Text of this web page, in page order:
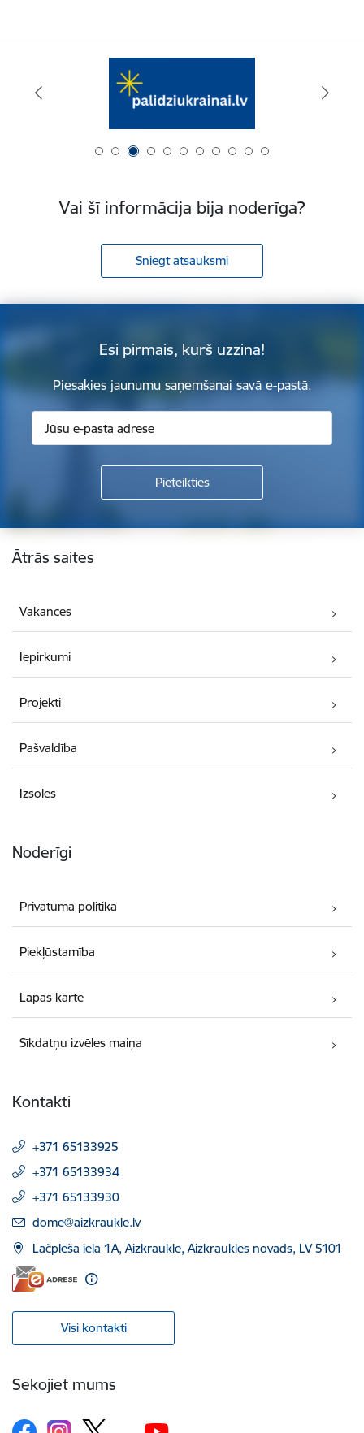
Vai šī informācija bija noderīga?
Sniegt atsauksmi
Esi pirmais, kurš uzzina!
Piesakies jaunumu saņemšanai savā e-pastā.
Kājene
Ātrās saites
Vakances
Iepirkumi
Projekti
Pašvaldība
Izsoles
Noderīgi
Privātuma politika
Piekļūstamība
Lapas karte
Sīkdatņu izvēles maiņa
Kontakti
+371 65133925
+371 65133934
+371 65133930
E-pasts:
dome@aizkraukle.lv
Lāčplēša iela 1A, Aizkraukle, Aizkraukles novads, LV 5101
Visi kontakti
Sekojiet mums